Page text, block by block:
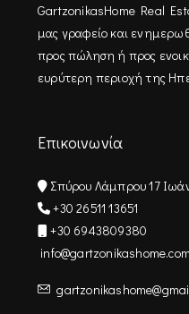
GartzonikasHome Real
μας γραφείο και
προς πώληση ή προς
ευρύτερη περιοχή της
Επικοινωνία
Σπύρου Λάμπρου 17
+30 26511 13651
+30 6943809380
info@gartzonikashome.com